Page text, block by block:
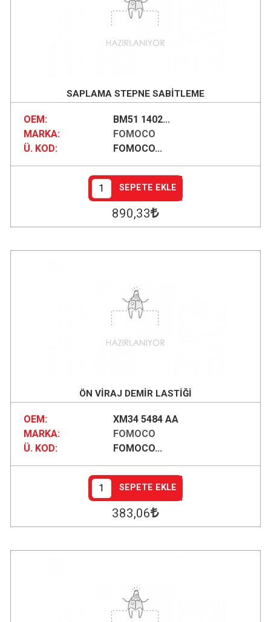
SAPLAMA STEPNE SABİTLEME
OEM:
BM51 1402...
MARKA:
FOMOCO
Ü. KOD:
FOMOCO...
SEPETE EKLE
890,33
ÖN VİRAJ DEMİR LASTİĞİ
OEM:
XM34 5484 AA
MARKA:
FOMOCO
Ü. KOD:
FOMOCO...
SEPETE EKLE
383,06